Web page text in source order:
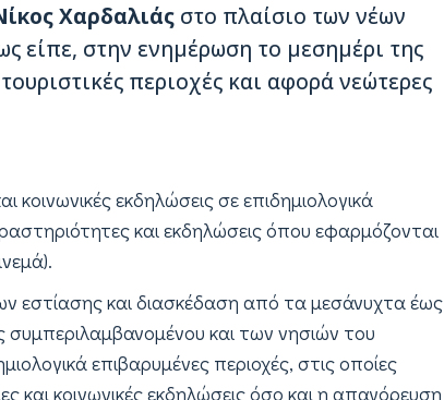
Χαρδαλιάς στο πλαίσιο των νέων
είπε, στην ενημέρωση το μεσημέρι της
περιοχές και αφορά νεώτερες
εκδηλώσεις σε επιδημιολογικά
και εκδηλώσεις όπου εφαρμόζονται
εστίασης και διασκέδαση από τα μεσάνυχτα έως
συμπεριλαμβανομένου και των νησιών του
επιβαρυμένες περιοχές, στις οποίες
και κοινωνικές εκδηλώσεις όσο και η απαγόρευση